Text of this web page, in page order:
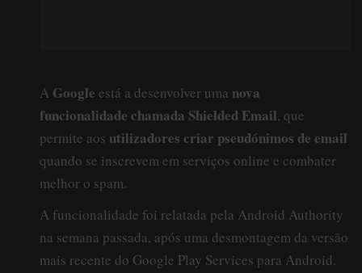
A Google está a desenvolver uma nova
funcionalidade chamada Shielded Email, que
permite aos utilizadores criar pseudónimos de email
quando se inscrevem em serviços online e combater
melhor o spam.
A funcionalidade foi relatada pela Android Authority
na semana passada, após uma desmontagem da versão
mais recente do Google Play Services para Android.